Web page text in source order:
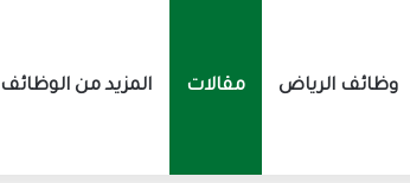
وظائف الرياض مقالات المزيد من الوظائف